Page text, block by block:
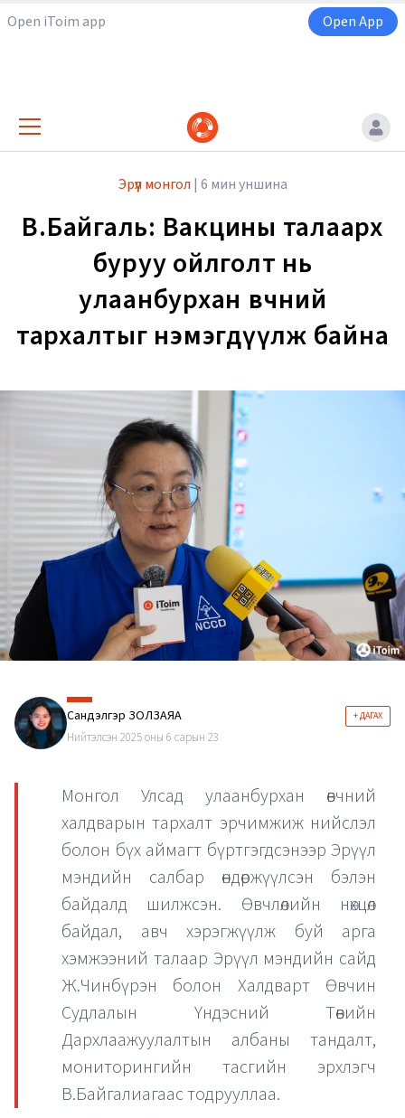
Open iToim app Open App
Эрүүл монгол | 6 мин уншина
В.Байгаль: Вакцины талаарх
буруу ойлголт нь
улаанбурхан өвчний
тархалтыг нэмэгдүүлж байна
Сандэлгэр ЗОЛЗАЯА + ДАГАХ
Нийтэлсэн 2025 оны 6 сарын 23
Монгол Улсад улаанбурхан өвчний
халдварын тархалт эрчимжиж нийслэл
болон бүх аймагт бүртгэгдсэнээр Эрүүл
мэндийн салбар өндөржүүлсэн бэлэн
байдалд шилжсэн. Өвчлөлийн нөхцөл
байдал, авч хэрэгжүүлж буй арга
хэмжээний талаар Эрүүл мэндийн сайд
Ж.Чинбүрэн болон Халдварт Өвчин
Судлалын Үндэсний Төвийн
Дархлаажуулалтын албаны тандалт,
мониторингийн тасгийн эрхлэгч
В.Байгалиагаас тодрууллаа.